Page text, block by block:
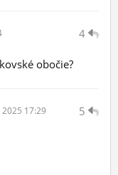
4
obočie?
5
2025 17:29